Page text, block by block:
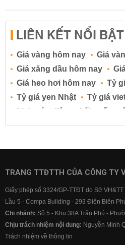
LIÊN KẾT NỔI BẬT
Giá vàng hôm nay
Giá
Giá xăng dầu hôm nay
Giá heo hơi hôm nay
Tỷ
Tỷ giá yen Nhật
Tỷ giá
Lịch cúp điện
Lãi suất
Lãi suất tiết kiệm
Lãi suất
Lãi suất ngân hàng BIDV
Lãi suất ngân hàng
TRANG TTĐTTH CỦA CÔNG TY
Giấy phép số 3324/GP-TTĐT do Sở
Lầu 5 - Compa Building - 293 Điện Biên
Chi nhánh: Số 5 - Khu 38A Trần Phú -
Chịu trách nhiệm nội dung: Nguyễn Minh
Trách nhiệm về thông tin